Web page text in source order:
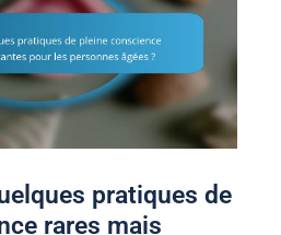
pratiques de
rares mais